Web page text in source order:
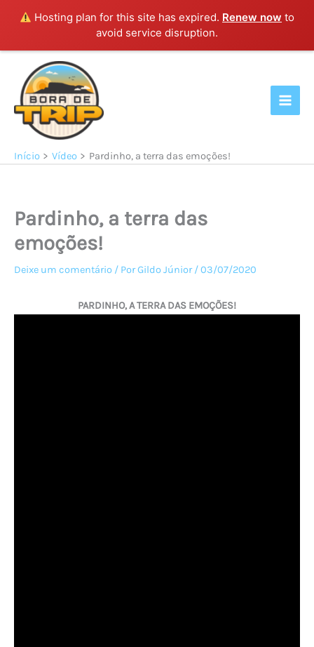
Hosting plan for this site has expired. Renew now to
avoid service disruption.
conteúdo
Início Vídeo Pardinho, a terra das emoções!
Pardinho, a terra das
emoções!
Deixe um comentário / PorGildo Júnior/03/07/2020
PARDINHO, A TERRA DAS EMOÇÕES!